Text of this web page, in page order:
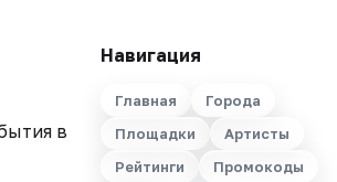
в
Навигация
Главная
Города
Площадки
Артисты
Рейтинги
Промокоды